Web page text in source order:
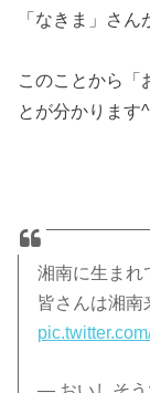
「なきま」さ
このことから「
とが分かります
湘南に生まれ
皆さんは湘南